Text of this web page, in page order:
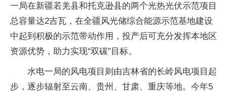
一局在新疆若羌县和托克逊县的两个光热光伏示范项目
总容量达2吉瓦，在全疆风光储综合能源示范基地建设
中起到积极的示范带动作用，投产后可充分发挥本地区
资源优势，助力实现“双碳”目标。
水电一局的风电项目则由吉林省的长岭风电项目起
步，逐步辐射至云南、贵州、甘肃、重庆等地。今年5